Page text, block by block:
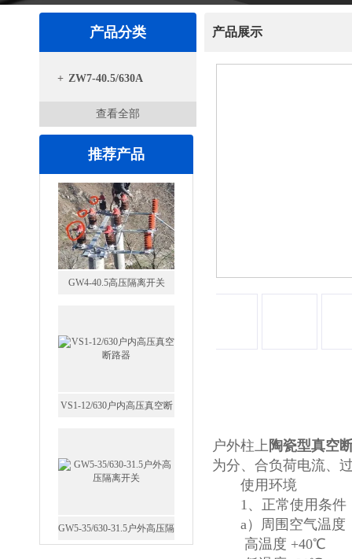
产品分类
+ ZW7-40.5/630A
查看全部
推荐产品
GW4-40.5高压隔离开关
VS1-12/630户内高压真空断
GW5-35/630-31.5户外高压隔
产品展示
户外柱上 陶瓷型真空
为分、合负荷电流、
使用环境
1、正常使用条件
a）周围空气温度
高温度 +40℃